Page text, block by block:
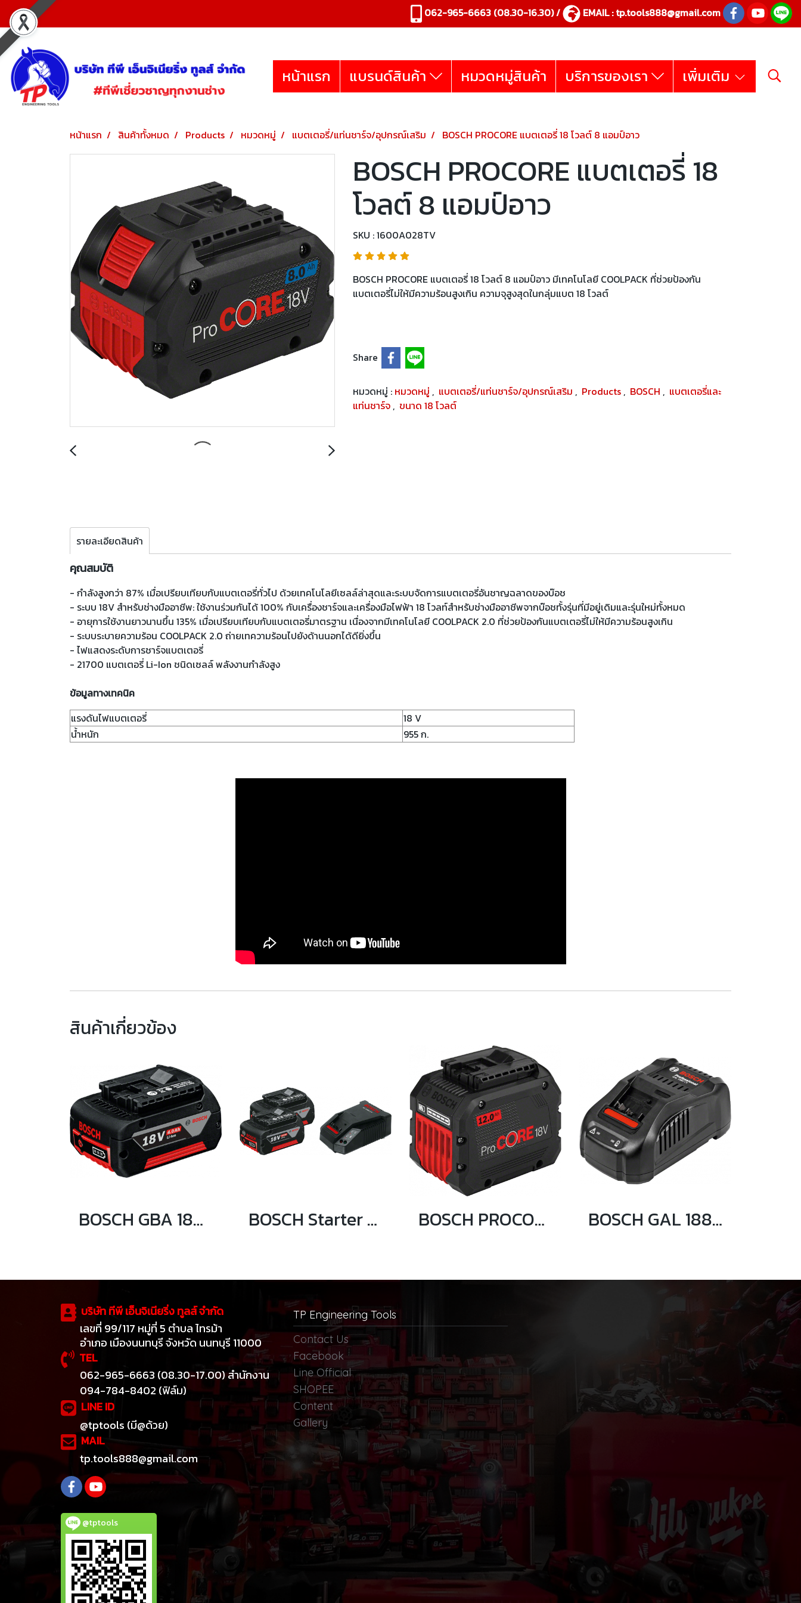
062-965-6663 (08.30-16.30) / EMAIL :tp.tools888@gmail.com
หน้าแรก แบรนด์สินค้า หมวดหมู่สินค้า บริการของเรา เพิ่มเติม
หน้าแรก สินค้าทั้งหมด Products หมวดหมู่ แบตเตอรี่/แท่นชาร์จ/อุปกรณ์เสริม BOSCH PROCORE แบตเตอรี่ 18 โวลต์ 8 แอมป์อาว
BOSCH PROCORE แบตเตอรี่ 18
โวลต์ 8 แอมป์อาว
SKU : 1600A028TV
BOSCH PROCORE แบตเตอรี่ 18 โวลต์ 8 แอมป์อาว มีเทคโนโลยี COOLPACK ที่ช่วยป้องกัน
แบตเตอรี่ไม่ให้มีความร้อนสูงเกิน ความจุสูงสุดในกลุ่มแบต 18 โวลต์
Share
หมวดหมู่ : หมวดหมู่ , แบตเตอรี่/แท่นชาร์จ/อุปกรณ์เสริม , Products , BOSCH , แบตเตอรี่และ
แท่นชาร์จ , ขนาด 18 โวลต์
รายละเอียดสินค้า
คุณสมบัติ
- กำลังสูงกว่า 87% เมื่อเปรียบเทียบกับแบตเตอรี่ทั่วไป ด้วยเทคโนโลยีเซลล์ล่าสุดและระบบจัดการแบตเตอรี่อันชาญฉลาดของบ๊อช
- ระบบ 18V สำหรับช่างมืออาชีพ: ใช้งานร่วมกันได้ 100% กับเครื่องชาร์จและเครื่องมือไฟฟ้า 18 โวลท์สำหรับช่างมืออาชีพจากบ๊อชทั้งรุ่นที่มีอยู่เดิมและรุ่นใหม่ทั้งหมด
- อายุการใช้งานยาวนานขึ้น 135% เมื่อเปรียบเทียบกับแบตเตอรี่มาตรฐาน เนื่องจากมีเทคโนโลยี COOLPACK 2.0 ที่ช่วยป้องกันแบตเตอรี่ไม่ให้มีความร้อนสูงเกิน
- ระบบระบายความร้อน COOLPACK 2.0 ถ่ายเทความร้อนไปยังด้านนอกได้ดียิ่งขึ้น
- ไฟแสดงระดับการชาร์จแบตเตอรี่
- 21700 แบตเตอรี่ Li-Ion ชนิดเซลล์ พลังงานกำลังสูง
ข้อมูลทางเทคนิค
แรงดันไฟแบตเตอรี่
18 V
น้ำหนัก
955 ก.
สินค้าเกี่ยวข้อง
BOSCH GBA 18V 4 Ah M-C แบตเตอรี่ 18 โวลต์ 4 แอมป์อาว BOSCH Starter Kit แท่นชาร์จ + แบตเตอรี่ 4 Ah 2 ก้อน BOSCH PROCORE แบตเตอรี่ 18 โวลต์ 12 แอมป์อาว BOSCH GAL 1880CV แท่นชาร์จแบตเตอรี่ 14.4 – 18 โวลท์
บริษัท ทีพี เอ็นจิเนียริ่ง ทูลส์ จำกัด
เลขที่ 99/117 หมู่ที่ 5 ตำบล ไทรม้า
อำเภอ เมืองนนทบุรี จังหวัด นนทบุรี 11000
TEL
062-965-6663 (08.30-17.00) สำนักงาน
094-784-8402 (ฟิล์ม)
LINE ID
@tptools (มี@ด้วย)
MAIL
tp.tools888@gmail.com
@tptools
TP Engineering Tools
Contact Us
Facebook
Line Official
SHOPEE
Content
Gallery